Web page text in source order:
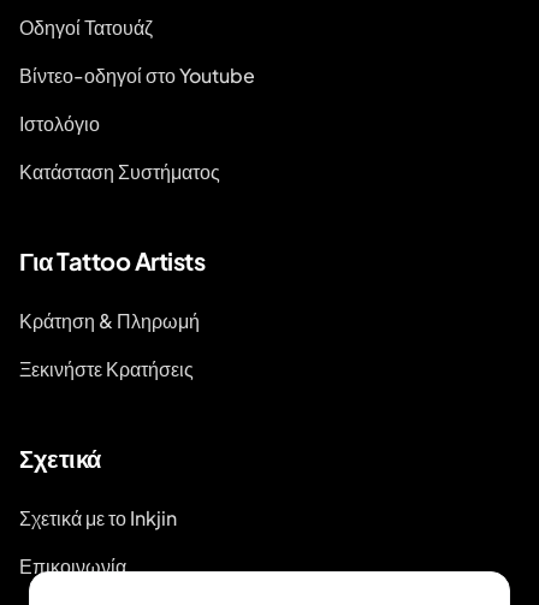
Οδηγοί Τατουάζ
Βίντεο-οδηγοί στο Youtube
Ιστολόγιο
Κατάσταση Συστήματος
Για Tattoo Artists
Κράτηση & Πληρωμή
Ξεκινήστε Κρατήσεις
Σχετικά
Σχετικά με το Inkjin
Επικοινωνία